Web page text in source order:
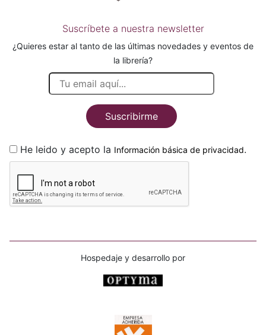
Suscríbete a nuestra newsletter
¿Quieres estar al tanto de las últimas novedades y eventos de
la librería?
Suscribirme
He leido y acepto la Información básica de privacidad.
Hospedaje y desarrollo por